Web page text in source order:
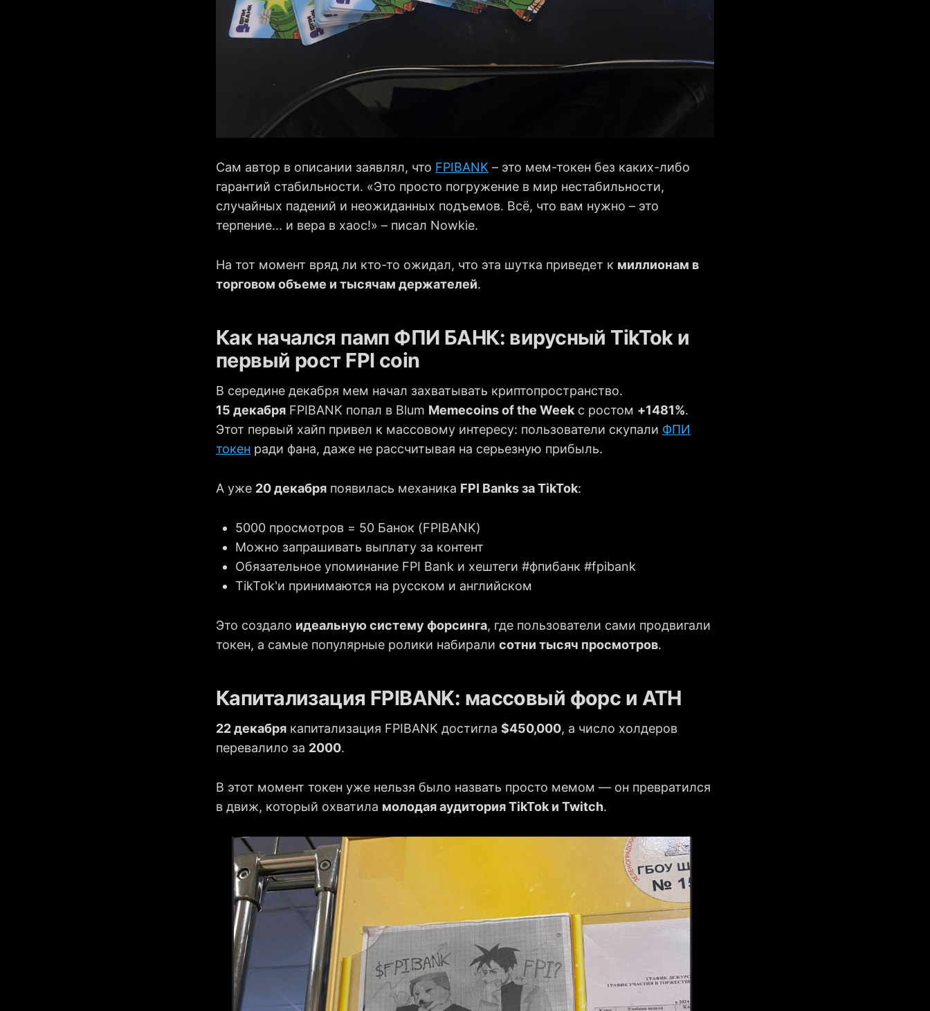
Сам автор в описании заявлял, что FPIBANK – это мем-токен без каких-либо
гарантий стабильности. «Это просто погружение в мир нестабильности,
случайных падений и неожиданных подъемов. Всё, что вам нужно – это
терпение... и вера в хаос!» – писал Nowkie.
На тот момент вряд ли кто-то ожидал, что эта шутка приведет к миллионам в
торговом объеме и тысячам держателей.
Как начался памп ФПИ БАНК: вирусный TikTok и
первый рост FPI coin
В середине декабря мем начал захватывать криптопространство.
15 декабря FPIBANK попал в Blum Memecoins of the Week с ростом +1481%.
Этот первый хайп привел к массовому интересу: пользователи скупали ФПИ
токен ради фана, даже не рассчитывая на серьезную прибыль.
А уже 20 декабря появилась механика FPI Banks за TikTok:
5000 просмотров = 50 Банок (FPIBANK)
Можно запрашивать выплату за контент
Обязательное упоминание FPI Bank и хештеги #фпибанк #fpibank
TikTok'и принимаются на русском и английском
Это создало идеальную систему форсинга, где пользователи сами продвигали
токен, а самые популярные ролики набирали сотни тысяч просмотров.
Капитализация FPIBANK: массовый форс и ATH
22 декабря капитализация FPIBANK достигла $450,000, а число холдеров
перевалило за 2000.
В этот момент токен уже нельзя было назвать просто мемом — он превратился
в движ, который охватила молодая аудитория TikTok и Twitch.